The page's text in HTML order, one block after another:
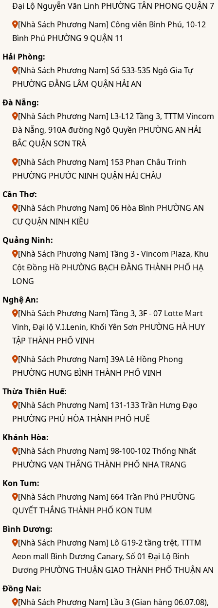
Đại Lộ Nguyễn Văn Linh PHƯỜNG TÂN PHONG QUẬN 7
[Nhà Sách Phương Nam] Công viên Bình Phú, 10-12
Bình Phú PHƯỜNG 9 QUẬN 11
Hải Phòng:
[Nhà Sách Phương Nam] Số 533-535 Ngô Gia Tự
PHƯỜNG ĐẰNG LÂM QUẬN HẢI AN
Đà Nẵng:
[Nhà Sách Phương Nam] L3-L12 Tầng 3, TTTM Vincom
Đà Nẵng, 910A đường Ngô Quyền PHƯỜNG AN HẢI
BẮC QUẬN SƠN TRÀ
[Nhà Sách Phương Nam] 153 Phan Châu Trinh
PHƯỜNG PHƯỚC NINH QUẬN HẢI CHÂU
Cần Thơ:
[Nhà Sách Phương Nam] 06 Hòa Bình PHƯỜNG AN
CƯ QUẬN NINH KIỀU
Quảng Ninh:
[Nhà Sách Phương Nam] Tầng 3 - Vincom Plaza, Khu
Cột Đồng Hồ PHƯỜNG BẠCH ĐẰNG THÀNH PHỐ HẠ
LONG
Nghệ An:
[Nhà Sách Phương Nam] Tầng 3, 3F - 07 Lotte Mart
Vinh, Đại lộ V.I.Lenin, Khối Yên Sơn PHƯỜNG HÀ HUY
TẬP THÀNH PHỐ VINH
[Nhà Sách Phương Nam] 39A Lê Hồng Phong
PHƯỜNG HƯNG BÌNH THÀNH PHỐ VINH
Thừa Thiên Huế:
[Nhà Sách Phương Nam] 131-133 Trần Hưng Đạo
PHƯỜNG PHÚ HÒA THÀNH PHỐ HUẾ
Khánh Hòa:
[Nhà Sách Phương Nam] 98-100-102 Thống Nhất
PHƯỜNG VẠN THẮNG THÀNH PHỐ NHA TRANG
Kon Tum:
[Nhà Sách Phương Nam] 664 Trần Phú PHƯỜNG
QUYẾT THẮNG THÀNH PHỐ KON TUM
Bình Dương:
[Nhà Sách Phương Nam] Lô G19-2 tầng trệt, TTTM
Aeon mall Bình Dương Canary, Số 01 Đại Lộ Bình
Dương PHƯỜNG THUẬN GIAO THÀNH PHỐ THUẬN AN
Đồng Nai:
[Nhà Sách Phương Nam] Lầu 3 (Gian hàng 06.07.08),